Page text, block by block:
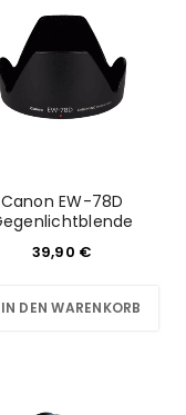
Canon EW-78D
39,90 €
IN DEN WARENKORB